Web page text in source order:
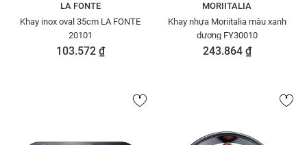
LA FONTE
Khay inox oval 35cm LA FONTE
20101
103.572 ₫
MORIITALIA
Khay nhựa Moriitalia màu xanh
dương FY30010
243.864 ₫